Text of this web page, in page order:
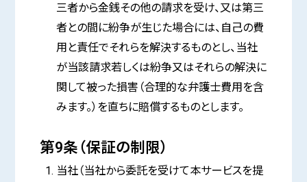
三者から金銭その他の請求を受け、又は第三
者との間に紛争が生じた場合には、自己の費
用と責任でそれらを解決するものとし、当社
が当該請求若しくは紛争又はそれらの解決に
関して被った損害（合理的な弁護士費用を含
みます。）を直ちに賠償するものとします。
第9条（保証の制限）
当社（当社から委託を受けて本サービスを提